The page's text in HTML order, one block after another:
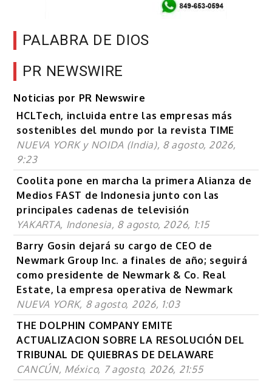
PALABRA DE DIOS
PR NEWSWIRE
Noticias por PR Newswire
HCLTech, incluida entre las empresas más
sostenibles del mundo por la revista TIME
NUEVA YORK y NOIDA (India), 8 agosto, 2026,
9:23
Coolita pone en marcha la primera Alianza de
Medios FAST de Indonesia junto con las
principales cadenas de televisión
YAKARTA, Indonesia, 8 agosto, 2026, 1:15
Barry Gosin dejará su cargo de CEO de
Newmark Group Inc. a finales de año; seguirá
como presidente de Newmark & Co. Real
Estate, la empresa operativa de Newmark
NUEVA YORK, 8 agosto, 2026, 1:03
THE DOLPHIN COMPANY EMITE
ACTUALIZACION SOBRE LA RESOLUCIÓN DEL
TRIBUNAL DE QUIEBRAS DE DELAWARE
CANCÚN, México, 7 agosto, 2026, 21:55